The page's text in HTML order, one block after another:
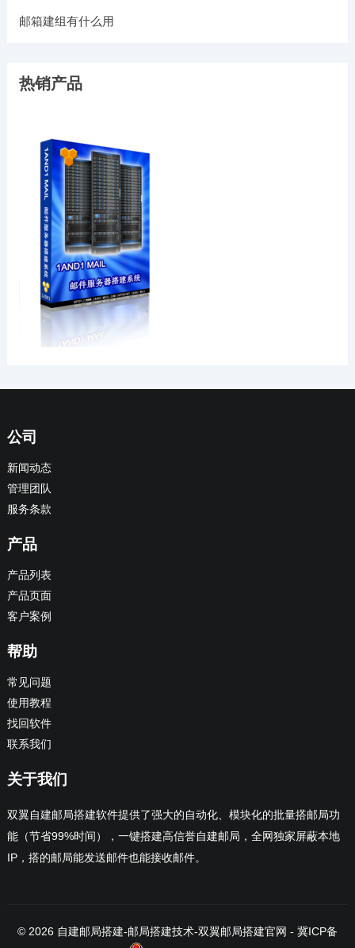
邮箱建组有什么用
热销产品
公司
新闻动态
管理团队
服务条款
产品
产品列表
产品页面
客户案例
帮助
常见问题
使用教程
找回软件
联系我们
关于我们
双翼自建邮局搭建软件提供了强大的自动化、模块化的批量搭邮局功
能（节省99%时间），一键搭建高信誉自建邮局，全网独家屏蔽本地
IP，搭的邮局能发送邮件也能接收邮件。
© 2026 自建邮局搭建-邮局搭建技术-双翼邮局搭建官网 - 冀ICP备